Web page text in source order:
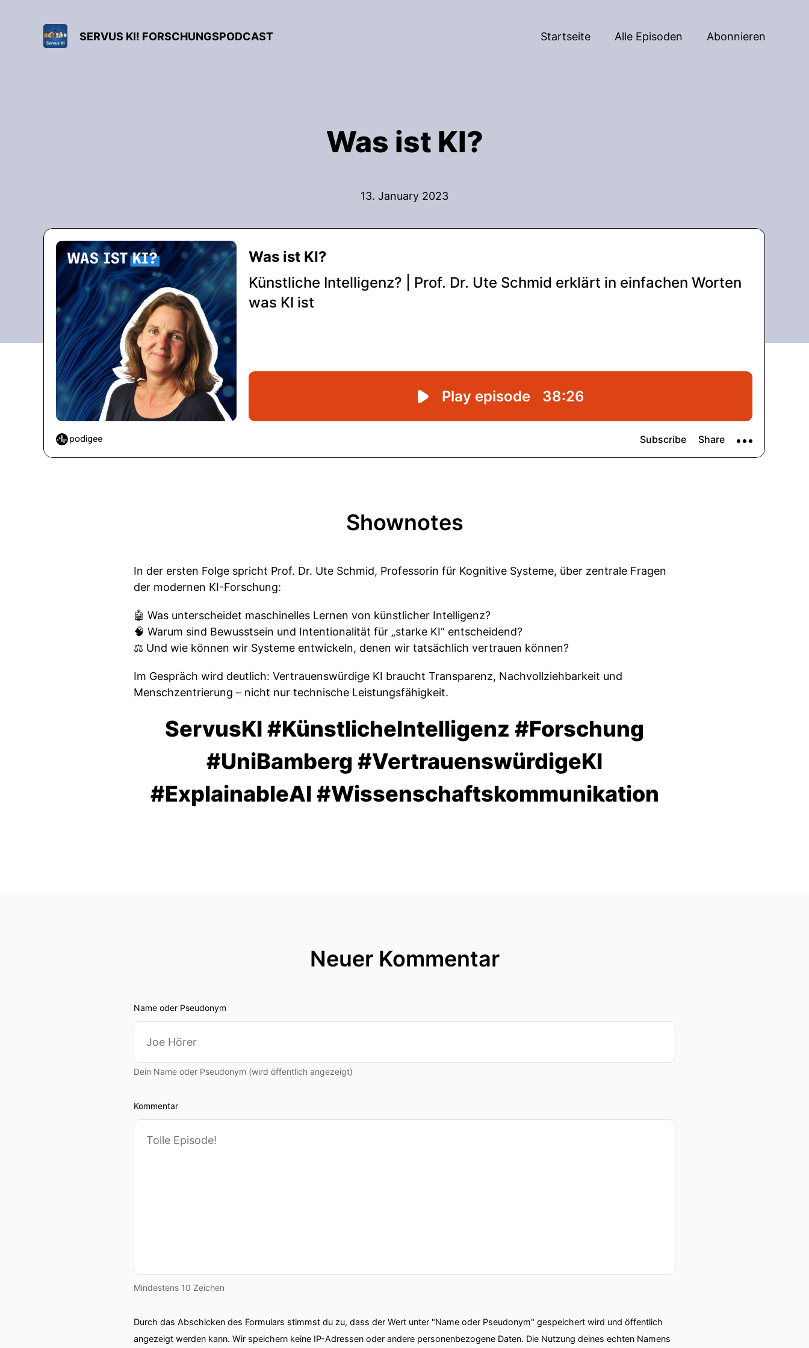
SERVUS KI! FORSCHUNGSPODCAST Startseite Alle Episoden Abonnieren
Was ist KI?
13. January 2023
Shownotes
In der ersten Folge spricht Prof. Dr. Ute Schmid, Professorin für Kognitive Systeme, über zentrale Fragen
der modernen KI-Forschung:
🤖 Was unterscheidet maschinelles Lernen von künstlicher Intelligenz?
🧠 Warum sind Bewusstsein und Intentionalität für „starke KI“ entscheidend?
⚖️ Und wie können wir Systeme entwickeln, denen wir tatsächlich vertrauen können?
Im Gespräch wird deutlich: Vertrauenswürdige KI braucht Transparenz, Nachvollziehbarkeit und
Menschzentrierung – nicht nur technische Leistungsfähigkeit.
ServusKI #KünstlicheIntelligenz #Forschung
#UniBamberg #VertrauenswürdigeKI
#ExplainableAI #Wissenschaftskommunikation
Neuer Kommentar
Name oder Pseudonym
Dein Name oder Pseudonym (wird öffentlich angezeigt)
Kommentar
Mindestens 10 Zeichen
Durch das Abschicken des Formulars stimmst du zu, dass der Wert unter "Name oder Pseudonym" gespeichert wird und öffentlich
angezeigt werden kann. Wir speichern keine IP-Adressen oder andere personenbezogene Daten. Die Nutzung deines echten Namens